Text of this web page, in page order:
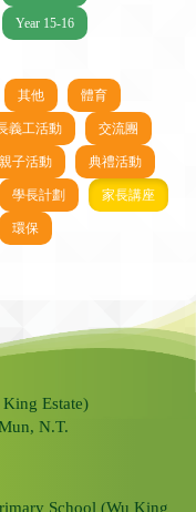
Year 15-16
其他 體育
義工活動 交流團
親子活動 典禮活動
學長計劃 家長講座
環保
Estate)
N.T.
School (Wu King